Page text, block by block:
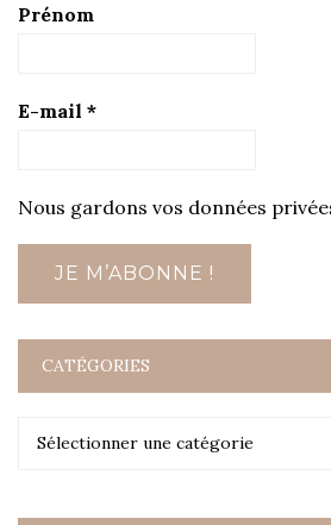
Prénom
E-mail *
Nous gardons vos données
CATÉGORIES
Sélectionner une catégorie
Catégories